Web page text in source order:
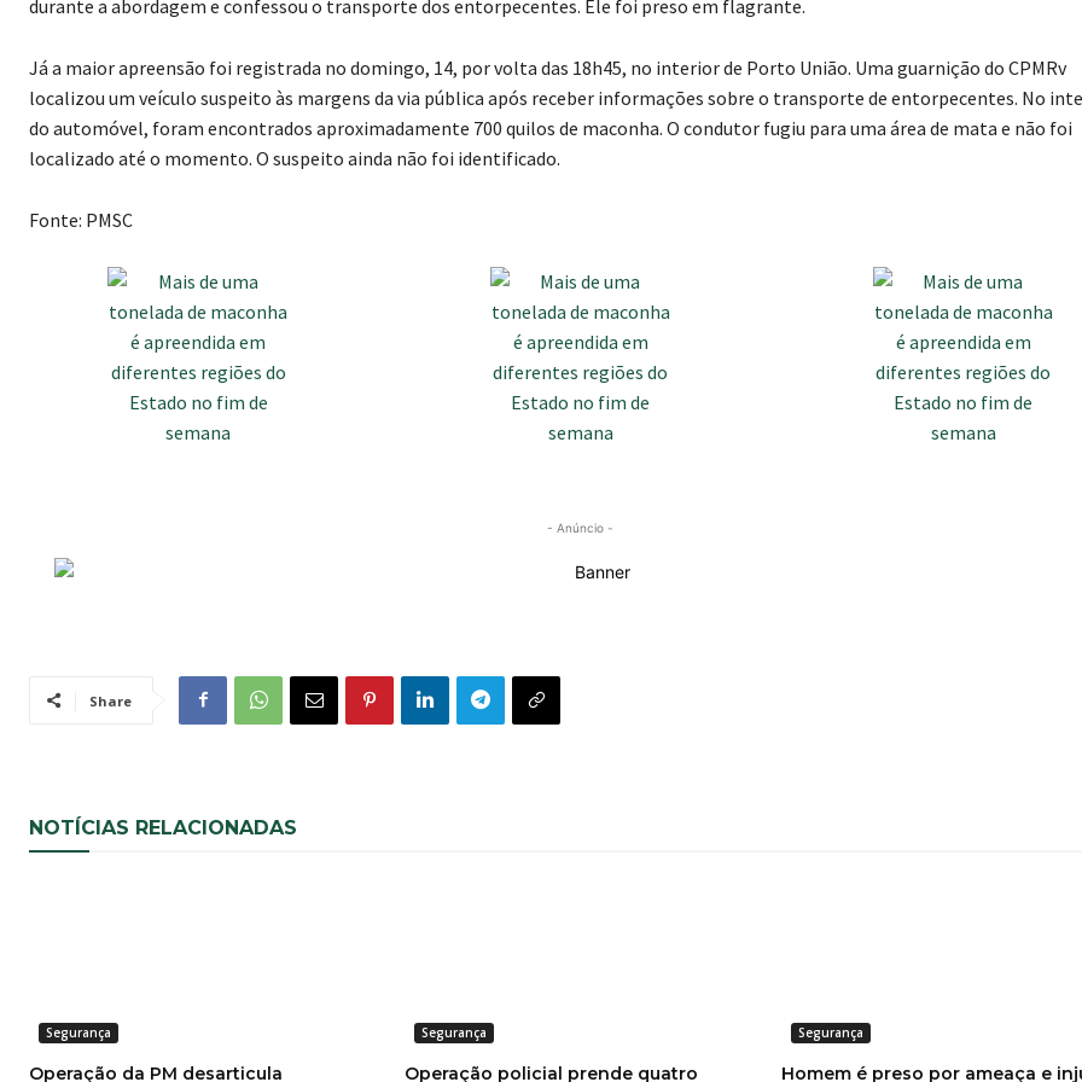
durante a abordagem e confessou o transporte dos entorpecentes. Ele foi preso em flagrante.
Já a maior apreensão foi registrada no domingo, 14, por volta das 18h45, no interior de Porto União. Uma guarnição do CPMRv
localizou um veículo suspeito às margens da via pública após receber informações sobre o transporte de entorpecentes. No
do automóvel, foram encontrados aproximadamente 700 quilos de maconha. O condutor fugiu para uma área de mata e não foi
localizado até o momento. O suspeito ainda não foi identificado.
Fonte: PMSC
- Anúncio -
Share
NOTÍCIAS RELACIONADAS
Segurança
Operação da PM desarticula
Segurança
Operação policial prende quatro
Segurança
Homem é preso por ameaça e